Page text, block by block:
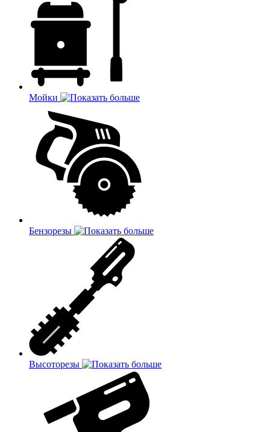
Мойки
Бензорезы
Высоторезы